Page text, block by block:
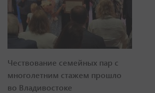
Чествование семейных пар с
многолетним стажем прошло
во Владивостоке